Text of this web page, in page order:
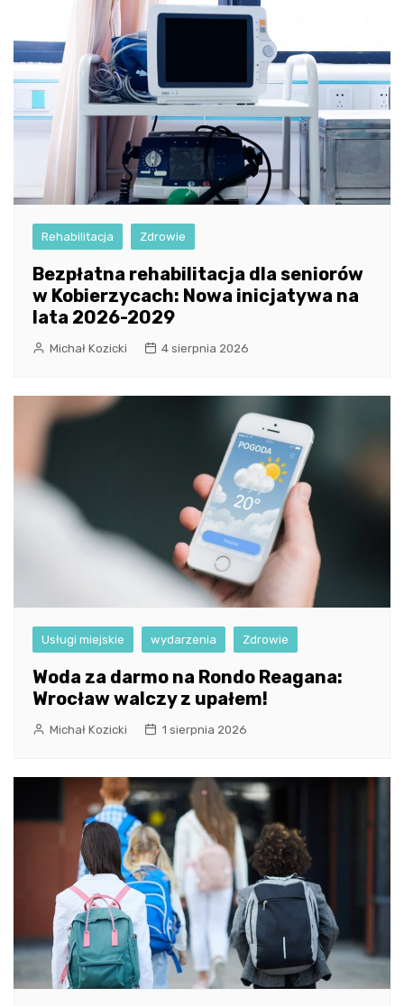
Rehabilitacja Zdrowie
Bezpłatna rehabilitacja dla seniorów
w Kobierzycach: Nowa inicjatywa na
lata 2026-2029
Michał Kozicki 4 sierpnia 2026
Usługi miejskie wydarzenia Zdrowie
Woda za darmo na Rondo Reagana:
Wrocław walczy z upałem!
Michał Kozicki 1 sierpnia 2026